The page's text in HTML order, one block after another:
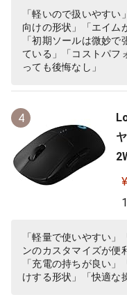
「軽いので扱いやす
向けの形状」「エイム
「初期ソールは微妙
ている」「コストパフ
っても後悔なし」
4
「軽量で使いやすい
ンのカスタマイズが便
「充電の持ちが良い
けする形状」「快適な